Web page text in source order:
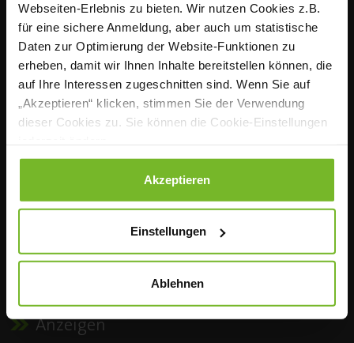
Webseiten-Erlebnis zu bieten. Wir nutzen Cookies z.B.
für eine sichere Anmeldung, aber auch um statistische
Daten zur Optimierung der Website-Funktionen zu
erheben, damit wir Ihnen Inhalte bereitstellen können, die
auf Ihre Interessen zugeschnitten sind. Wenn Sie auf
„Akzeptieren“ klicken, stimmen Sie der Verwendung
dieser Cookies zu. Sie können die Cookie-Einstellungen
Datenschutzerklärung|Impressum
Akzeptieren
Einstellungen
Ablehnen
Seit mehr als 142 Jahren ist KÜCHE, hrsg. vom
Verband der Köche Deutschlands e. V. (VKD), das
zentrale Sprachrohr der Profiköche in Deutschland.
Praxisnah, fundiert und nutzwertig informiert das
monatliche Fachmagazin Köchinnen und Köche in
der Individual-, Hotel-, Betriebs- sowie
beruflichen Alltags. Mit dem Portal www.magazin-
kueche.de und unserem Newsletter auch täglich
aktuell im Web.
Kontakt
Anzeigen